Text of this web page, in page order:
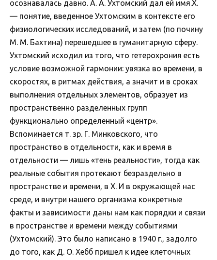
осознавалась давно. А. А. Ухтомский дал ей имя.Х.
— понятие, введенное Ухтомским в контексте его
физиологических исследований, и затем (по почину
М. М. Бахтина) перешедшее в гуманитарную сферу.
Ухтомский исходил из того, что гетерохрония есть
условие возможной гармонии: увязка во времени, в
скоростях, в ритмах действия, а значит и в сроках
выполнения отдельных элементов, образует из
пространственно разделенных групп
функционально определенный «центр».
Вспоминается т. зр. Г. Минковского, что
пространство в отдельности, как и время в
отдельности — лишь «тень реальности», тогда как
реальные события протекают безраздельно в
пространстве и времени, в Х. И в окружающей нас
среде, и внутри нашего организма конкретные
факты и зависимости даны нам как порядки и связи
в пространстве и времени между событиями
(Ухтомский). Это было написано в 1940 г., задолго
до того, как Д. О. Хебб пришел к идее клеточных